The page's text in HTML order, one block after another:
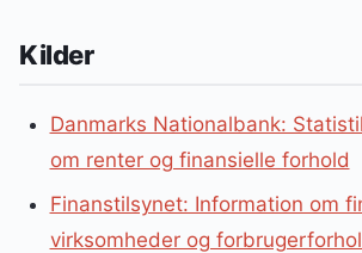
Kilder
Danmarks Nationalbank:
om renter og finansielle forhold
Finanstilsynet: Information om
virksomheder og